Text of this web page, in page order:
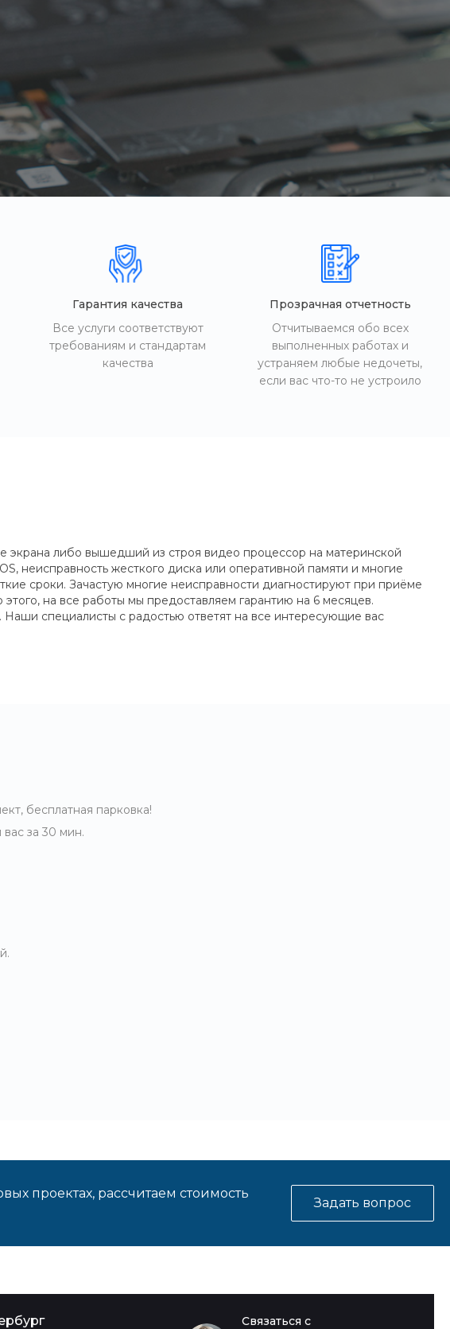
Гарантия качества
Все услуги соответствуют
требованиям и стандартам
качества
Прозрачная отчетность
Отчитываемся обо всех
выполненных работах и
устраняем любые недочеты,
если вас что-то не устроило
либо вышедший из строя видео процессор на материнской
неисправность жесткого диска или оперативной памяти и многие
сроки. Зачастую многие неисправности диагностируют при приёме
на все работы мы предоставляем гарантию на 6 месяцев.
специалисты с радостью ответят на все интересующие вас
бесплатная парковка!
за 30 мин.
проектах, рассчитаем стоимость
Задать вопрос
Связаться с